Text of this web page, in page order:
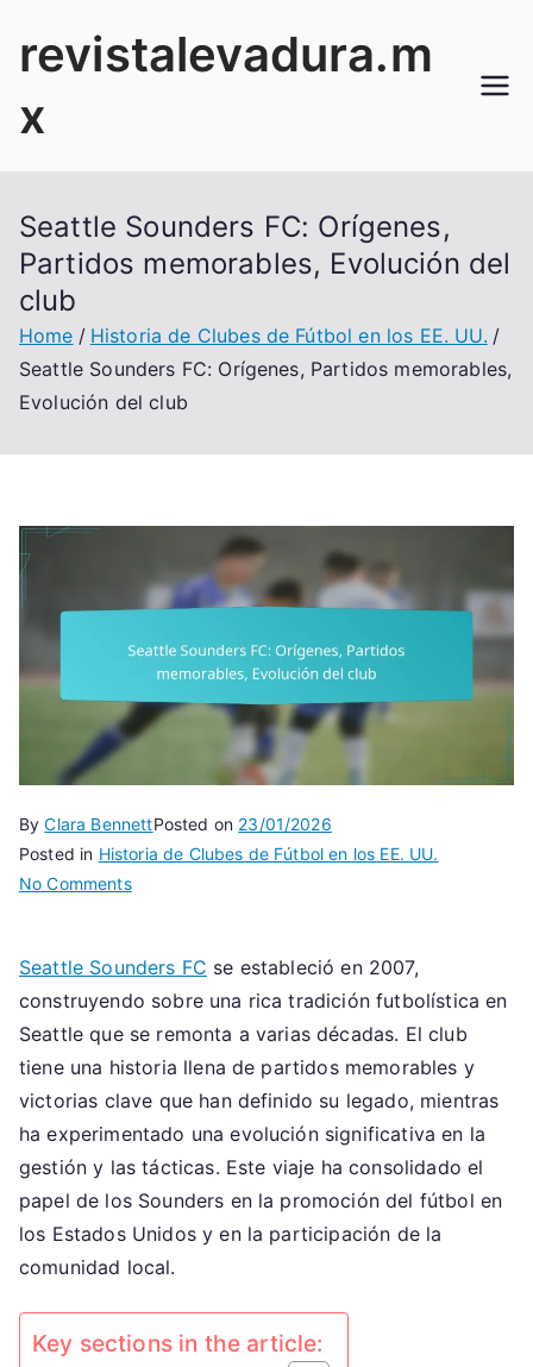
revistalevadura.m
x
Seattle Sounders FC: Orígenes,
Partidos memorables, Evolución del
club
Home
Historia de Clubes de Fútbol en los EE. UU.
Seattle Sounders FC: Orígenes, Partidos memorables,
Evolución del club
ByClara BennettPosted on 23/01/2026
Posted in Historia de Clubes de Fútbol en los EE. UU.
No Commentson
FC:
Orígenes,
Partidos
memorables,
Evolución
Seattle Sounders FC se estableció en 2007,
construyendo sobre una rica tradición futbolística en
Seattle que se remonta a varias décadas. El club
tiene una historia llena de partidos memorables y
victorias clave que han definido su legado, mientras
ha experimentado una evolución significativa en la
gestión y las tácticas. Este viaje ha consolidado el
papel de los Sounders en la promoción del fútbol en
los Estados Unidos y en la participación de la
comunidad local.
Key sections in the article: